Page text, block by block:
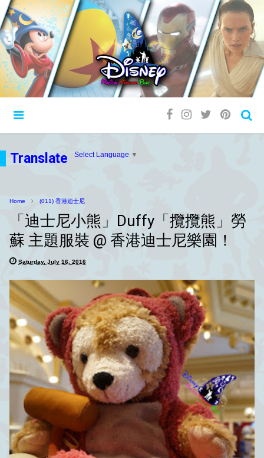
Translate Select Language ▼
Home (011) 香港迪士尼
「迪士尼小熊」Duffy「攬攬熊」勞
蘇 主題服裝 @ 香港迪士尼樂園！
Saturday, July 16, 2016